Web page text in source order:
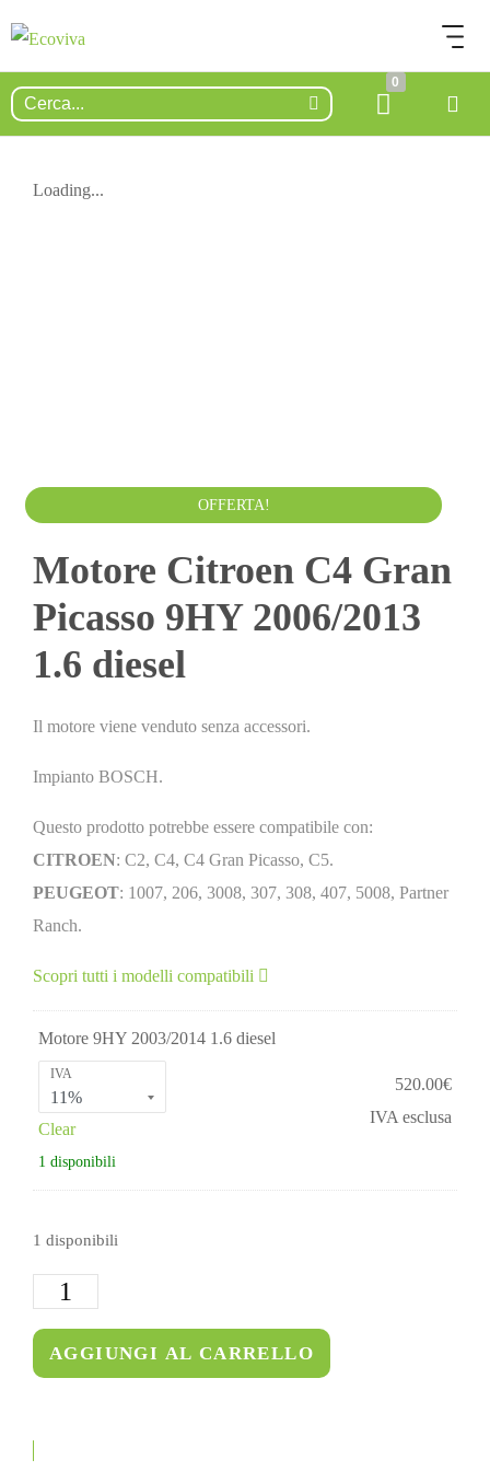
0
Loading...
OFFERTA!
Da IVA esclusa
Motore Citroen C4 Gran
Picasso 9HY 2006/2013
1.6 diesel
Il motore viene venduto senza accessori.
Impianto BOSCH.
Questo prodotto potrebbe essere compatibile con:
CITROEN: C2, C4, C4 Gran Picasso, C5.
PEUGEOT: 1007, 206, 3008, 307, 308, 407, 5008, Partner
Ranch.
Scopri tutti i modelli compatibili
Motore 9HY 2003/2014 1.6 diesel
IVA
Clear
1 disponibili
520.00€
IVA esclusa
1 disponibili
AGGIUNGI AL CARRELLO